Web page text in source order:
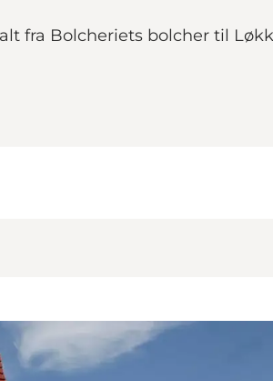
fra Bolcheriets bolcher til